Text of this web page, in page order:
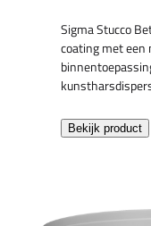
Sigma Stucco
coating met
Bekijk product